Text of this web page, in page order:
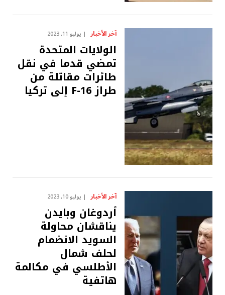
آخر الأخبار يوليو 11, 2023
الولايات المتحدة
تمضي قدما في نقل
طائرات مقاتلة من
طراز F-16 إلى تركيا
آخر الأخبار يوليو 10, 2023
أردوغان وبايدن
يناقشان محاولة
السويد الانضمام
لحلف شمال
الأطلسي في مكالمة
هاتفية